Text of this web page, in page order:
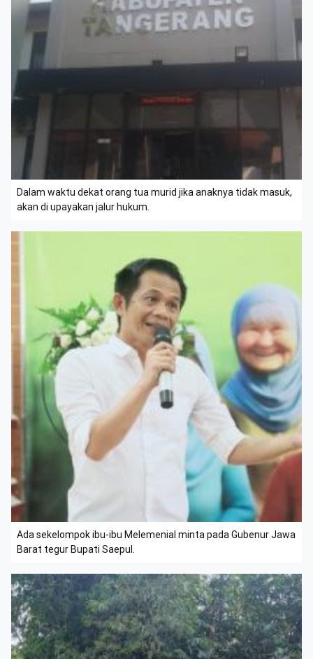
Dalam waktu dekat orang tua murid jika anaknya tidak masuk,
akan di upayakan jalur hukum.
Ada sekelompok ibu-ibu Melemenial minta pada Gubenur Jawa
Barat tegur Bupati Saepul.